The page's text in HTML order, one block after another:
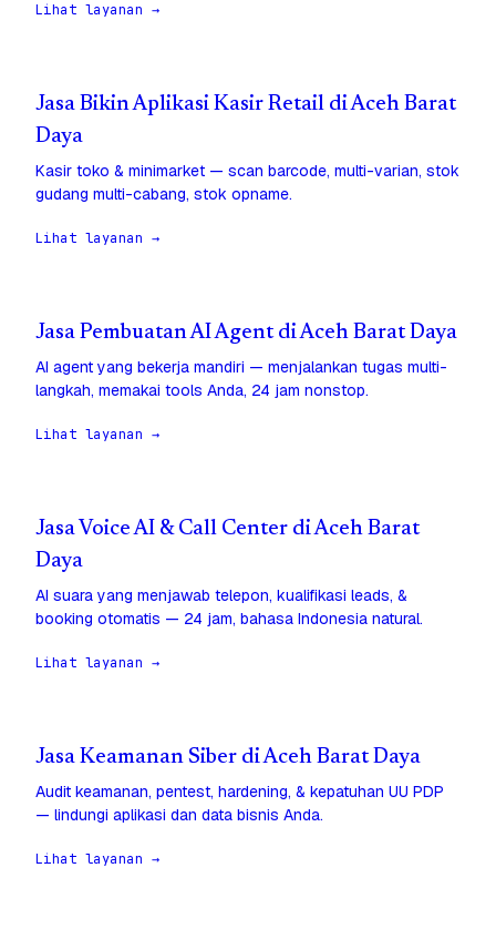
Lihat layanan →
Jasa Bikin Aplikasi Kasir Retail di Aceh Barat
Daya
Kasir toko & minimarket — scan barcode, multi-varian, stok
gudang multi-cabang, stok opname.
Lihat layanan →
Jasa Pembuatan AI Agent di Aceh Barat Daya
AI agent yang bekerja mandiri — menjalankan tugas multi-
langkah, memakai tools Anda, 24 jam nonstop.
Lihat layanan →
Jasa Voice AI & Call Center di Aceh Barat
Daya
AI suara yang menjawab telepon, kualifikasi leads, &
booking otomatis — 24 jam, bahasa Indonesia natural.
Lihat layanan →
Jasa Keamanan Siber di Aceh Barat Daya
Audit keamanan, pentest, hardening, & kepatuhan UU PDP
— lindungi aplikasi dan data bisnis Anda.
Lihat layanan →